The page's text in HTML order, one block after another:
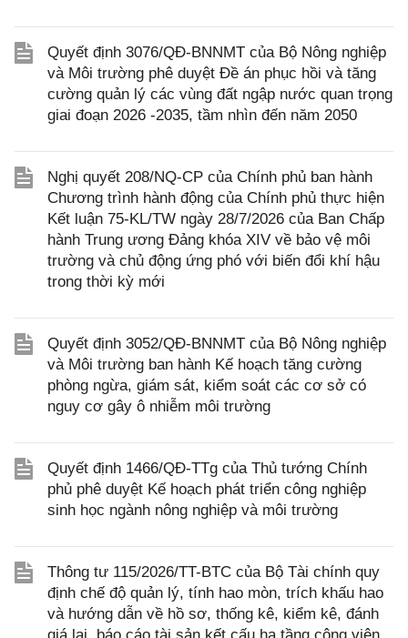
Quyết định 3076/QĐ-BNNMT của Bộ Nông nghiệp
và Môi trường phê duyệt Đề án phục hồi và tăng
cường quản lý các vùng đất ngập nước quan trọng
giai đoạn 2026 -2035, tầm nhìn đến năm 2050
Nghị quyết 208/NQ-CP của Chính phủ ban hành
Chương trình hành động của Chính phủ thực hiện
Kết luận 75-KL/TW ngày 28/7/2026 của Ban Chấp
hành Trung ương Đảng khóa XIV về bảo vệ môi
trường và chủ động ứng phó với biến đổi khí hậu
trong thời kỳ mới
Quyết định 3052/QĐ-BNNMT của Bộ Nông nghiệp
và Môi trường ban hành Kế hoạch tăng cường
phòng ngừa, giám sát, kiểm soát các cơ sở có
nguy cơ gây ô nhiễm môi trường
Quyết định 1466/QĐ-TTg của Thủ tướng Chính
phủ phê duyệt Kế hoạch phát triển công nghiệp
sinh học ngành nông nghiệp và môi trường
Thông tư 115/2026/TT-BTC của Bộ Tài chính quy
định chế độ quản lý, tính hao mòn, trích khấu hao
và hướng dẫn về hồ sơ, thống kê, kiểm kê, đánh